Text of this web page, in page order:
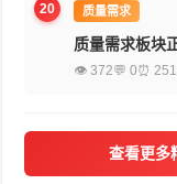
20 质量需求
质量需求板块
👁 372💬 0⏰
查看更多